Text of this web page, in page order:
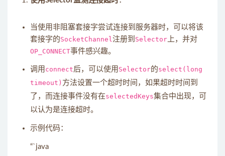
当使用非阻塞套接字尝试连接到服务器时，可以将该
套接字的SocketChannel注册到 Selector 上，并对
OP_CONNECT事件感兴趣。
调用 connect后，可以使用 Selector的select(long
timeout) 方法设置一个超时时间，如果超时时间到
了，而连接事件没有在selectedKeys集合中出现，可
以认为是连接超时。
示例代码：
“`java